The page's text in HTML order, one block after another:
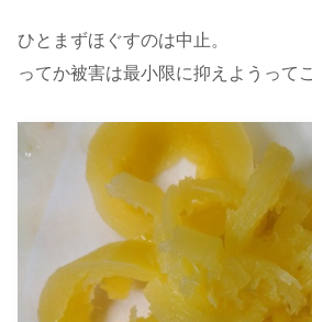
ひとまずほぐすのは中止。
ってか被害は最小限に抑えようって